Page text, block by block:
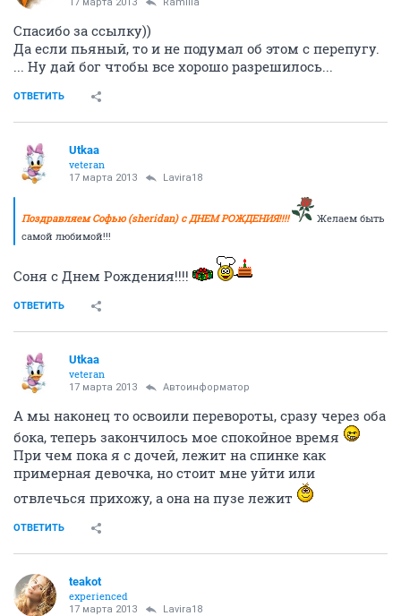
Спасибо за ссылку))
Да если пьяный, то и не подумал об этом с перепугу.
... Ну дай бог чтобы все хорошо разрешилось...
ОТВЕТИТЬ
Utkaa
veteran
17 марта 2013 Lavira18
Поздравляем Софью (sheridan) с ДНЕМ РОЖДЕНИЯ!!!!
Желаем быть
самой любимой!!!
Соня с Днем Рождения!!!!
ОТВЕТИТЬ
Utkaa
veteran
17 марта 2013 Автоинформатор
А мы наконец то освоили перевороты, сразу через оба
бока, теперь закончилось мое спокойное время
При чем пока я с дочей, лежит на спинке как
примерная девочка, но стоит мне уйти или
отвлечься прихожу, а она на пузе лежит
ОТВЕТИТЬ
teakot
experienced
17 марта 2013 Lavira18